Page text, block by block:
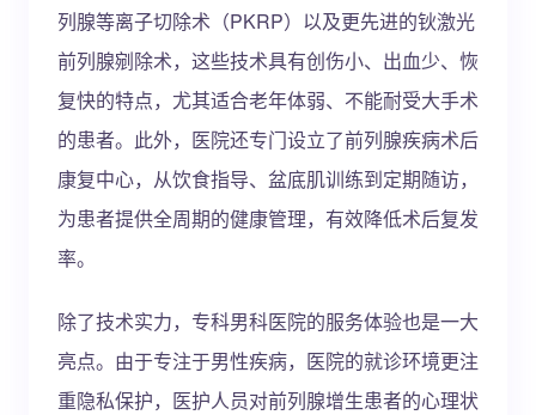
列腺等离子切除术（PKRP）以及更先进的钬激光
前列腺剜除术，这些技术具有创伤小、出血少、恢
复快的特点，尤其适合老年体弱、不能耐受大手术
的患者。此外，医院还专门设立了前列腺疾病术后
康复中心，从饮食指导、盆底肌训练到定期随访，
为患者提供全周期的健康管理，有效降低术后复发
率。
除了技术实力，专科男科医院的服务体验也是一大
亮点。由于专注于男性疾病，医院的就诊环境更注
重隐私保护，医护人员对前列腺增生患者的心理状